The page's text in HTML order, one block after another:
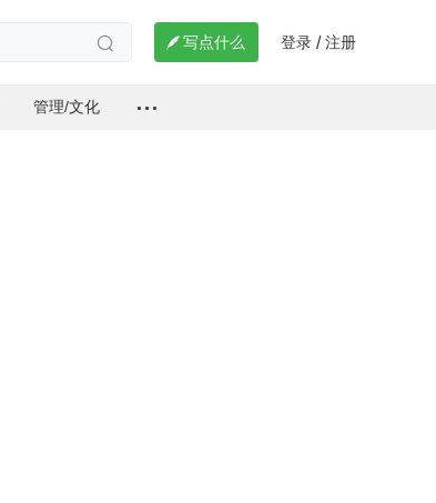
  写点什么 登录 / 注册
管理/文化